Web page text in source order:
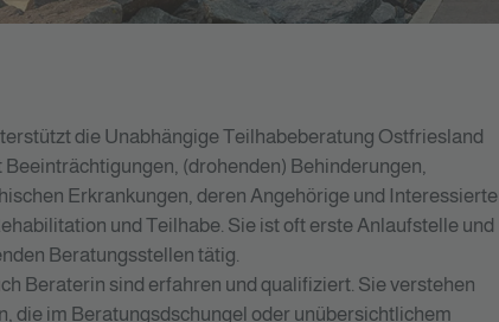
die Unabhängige Teilhabeberatung Ostfriesland
Beeinträchtigungen, (drohenden) Behinderungen,
Erkrankungen, deren Angehörige und Interessierte
und Teilhabe. Sie ist oft erste Anlaufstelle und
Beratungsstellen tätig.
Beraterin sind erfahren und qualifiziert. Sie verstehen
die im Beratungsdschungel oder unübersichtlichem